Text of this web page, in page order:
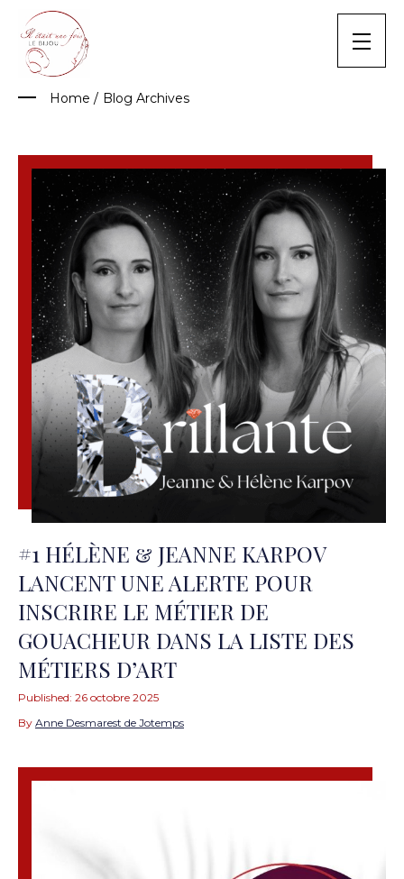
content
Home / Blog Archives
#1 HÉLÈNE & JEANNE KARPOV
LANCENT UNE ALERTE POUR
INSCRIRE LE MÉTIER DE
GOUACHEUR DANS LA LISTE DES
MÉTIERS D’ART
Published: 26 octobre 2025
By Anne Desmarest de Jotemps